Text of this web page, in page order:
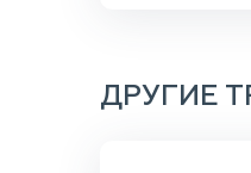
ДРУГИЕ